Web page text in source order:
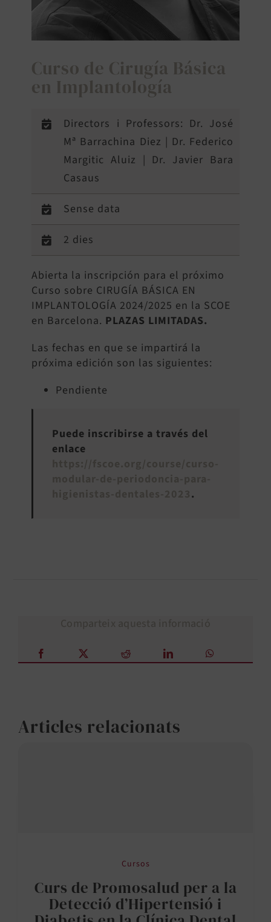
Curso de Cirugía Básica
en Implantología
Directors i Professors: Dr. José
Mª Barrachina Diez | Dr. Federico
Margitic Aluiz | Dr. Javier Bara
Casaus
Sense data
2 dies
Abierta la inscripción para el próximo
Curso sobre CIRUGÍA BÁSICA EN
IMPLANTOLOGÍA 2024/2025 en la SCOE
en Barcelona. PLAZAS LIMITADAS.
Las fechas en que se impartirá la
próxima edición son las siguientes:
Pendiente
Puede inscribirse a través del
enlace
.
Articles relacionats
Cursos
Curs de Promosalud per a la
Detecció d’Hipertensió i